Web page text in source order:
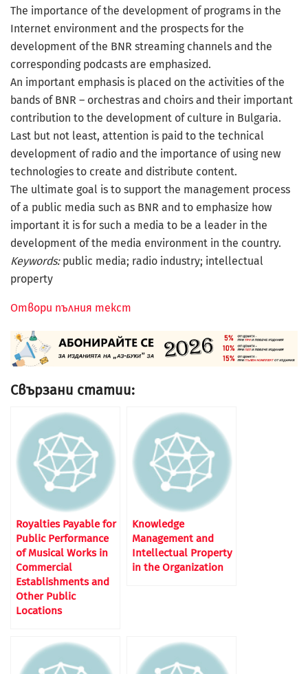
The importance of the development of programs in the
Internet environment and the prospects for the
development of the BNR streaming channels and the
corresponding podcasts are emphasized.
An important emphasis is placed on the activities of the
bands of BNR – orchestras and choirs and their important
contribution to the development of culture in Bulgaria.
Last but not least, attention is paid to the technical
development of radio and the importance of using new
technologies to create and distribute content.
The ultimate goal is to support the management process
of a public media such as BNR and to emphasize how
important it is for such a media to be a leader in the
development of the media environment in the country.
Keywords:public media; radio industry; intellectual
property
Отвори пълния текст
Свързани статии:
Royalties Payable for
Public Performance
of Musical Works in
Commercial
Establishments and
Other Public
Locations
Knowledge
Management and
Intellectual Property
in the Organization